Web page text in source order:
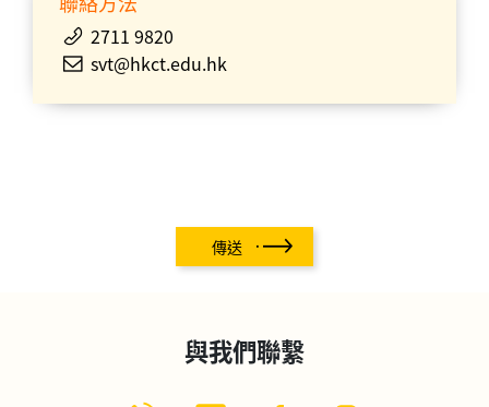
2711 9820
svt@hkct.edu.hk
傳送
與我們聯繫